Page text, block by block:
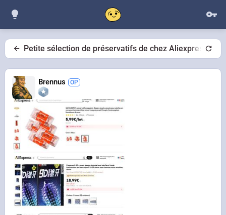
Petite sélection de préservatifs de chez Aliexpress
Brennus